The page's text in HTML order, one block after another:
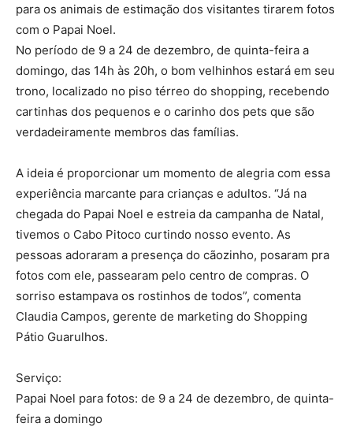
para os animais de estimação dos visitantes tirarem fotos
com o Papai Noel.
No período de 9 a 24 de dezembro, de quinta-feira a
domingo, das 14h às 20h, o bom velhinhos estará em seu
trono, localizado no piso térreo do shopping, recebendo
cartinhas dos pequenos e o carinho dos pets que são
verdadeiramente membros das famílias.
A ideia é proporcionar um momento de alegria com essa
experiência marcante para crianças e adultos. “Já na
chegada do Papai Noel e estreia da campanha de Natal,
tivemos o Cabo Pitoco curtindo nosso evento. As
pessoas adoraram a presença do cãozinho, posaram pra
fotos com ele, passearam pelo centro de compras. O
sorriso estampava os rostinhos de todos”, comenta
Claudia Campos, gerente de marketing do Shopping
Pátio Guarulhos.
Serviço:
Papai Noel para fotos: de 9 a 24 de dezembro, de quinta-
feira a domingo